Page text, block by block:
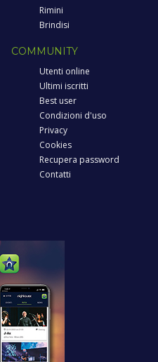
Rimini
Brindisi
COMMUNITY
Utenti online
Ultimi iscritti
Best user
Condizioni d'uso
Privacy
Cookies
Recupera password
Contatti